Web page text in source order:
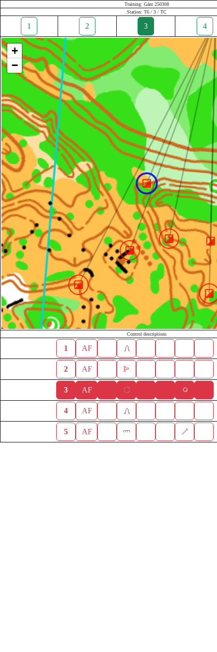
Training: Gánt 250308
Station: T6 / 3 / TC
1 2 3 4
+
−
Control descriptions
1 AF
2 AF
3 AF
4 AF
5 AF